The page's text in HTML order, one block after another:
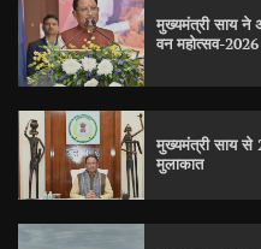
मुख्यमंत्री साय ने
वन महोत्सव-
मुख्यमंत्री साय से
मुलाकात